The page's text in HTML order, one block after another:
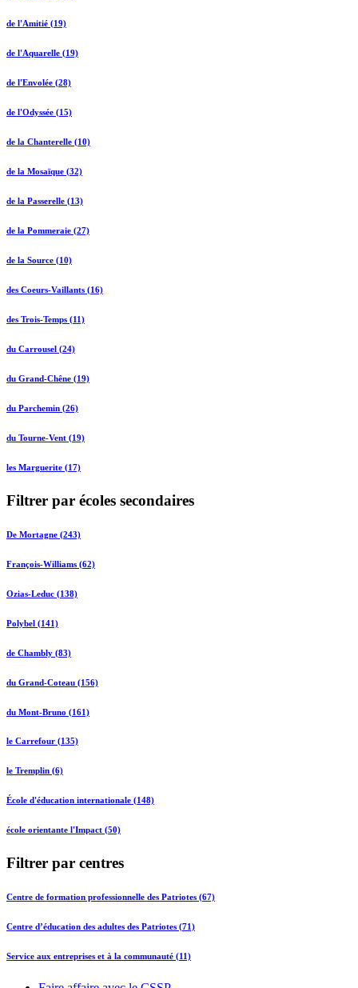
de l'Amitié (19)
de l'Aquarelle (19)
de l'Envolée (28)
de l'Odyssée (15)
de la Chanterelle (10)
de la Mosaïque (32)
de la Passerelle (13)
de la Pommeraie (27)
de la Source (10)
des Coeurs-Vaillants (16)
des Trois-Temps (11)
du Carrousel (24)
du Grand-Chêne (19)
du Parchemin (26)
du Tourne-Vent (19)
les Marguerite (17)
Filtrer par écoles secondaires
De Mortagne (243)
François-Williams (62)
Ozias-Leduc (138)
Polybel (141)
de Chambly (83)
du Grand-Coteau (156)
du Mont-Bruno (161)
le Carrefour (135)
le Tremplin (6)
École d'éducation internationale (148)
école orientante l'Impact (50)
Filtrer par centres
Centre de formation professionnelle des Patriotes (67)
Centre d’éducation des adultes des Patriotes (71)
Service aux entreprises et à la communauté (11)